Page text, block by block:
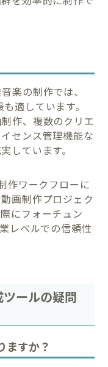
楽の制作では、
適しています。
作、複数のクリエ
センス管理機能な
しています。
作ワークフローに
画制作プロジェク
にフォーチュン
レベルでの信頼性
ールの疑問
ますか？